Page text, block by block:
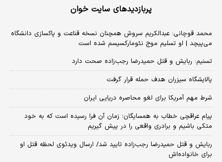
پربازدیدهای سایت خوان
محمد قوچانی: عبدالکریم سروش همچنان نسخه قناعت و پاکسازی دانشگاه
می‌پیچد | او تسلیم موج نئومارکسیسم شده است
تسنیم: ربایش و قتل حمیدرضا رجب‌زاده صحت دارد
پالایشگاه سیزران هدف حمله قرار گرفت
شرط مهم آمریکا برای لغو محاصره دریایی ایران
پیام عراقچی خطاب به همسایگان؛ زمان آن فرا رسیده است که به خود
متکی باشیم و برادری واقعی را در پیش گیریم
ربایش و قتل حمیدرضا رجب‌زاده تایید شد/ ارسال ویدئوی لحظه قتل او
برای خانواده‌اش